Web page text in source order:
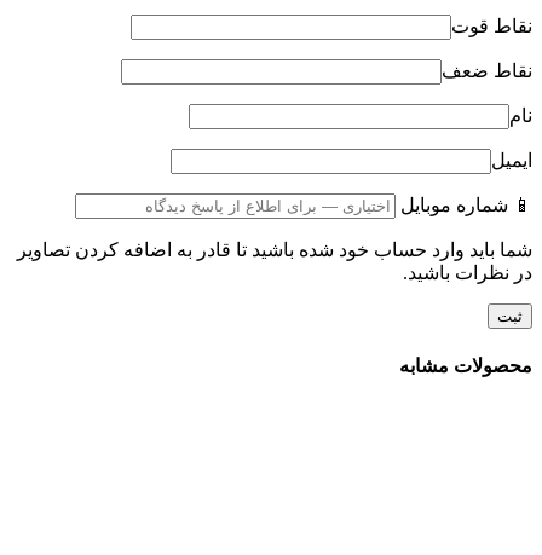
نقاط قوت
نقاط ضعف
نام
ایمیل
📱 شماره موبایل
شما باید وارد حساب خود شده باشید تا قادر به اضافه کردن تصاویر
در نظرات باشید.
محصولات مشابه